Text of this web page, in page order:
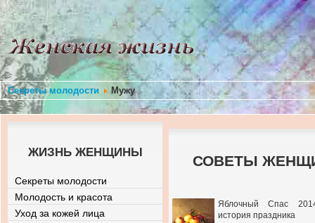
Секреты молодости Мужу
СОВЕТЫ
Яблочный Спас
история праздника
ЖИЗНЬ ЖЕНЩИНЫ
Секреты молодости
Молодость и красота
Уход за кожей лица